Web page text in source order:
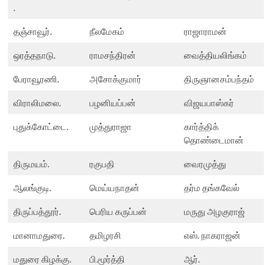
.
தஞ்சாவூர். நீலமேகம் ராஜாராமன்
ஒரத்தநாடு. ராமசந்திரன் வைத்தியலிங்கம்
பேராவூரணி. அசோக்குமார் திருஞானசம்பந்தம்
விராலிமலை. பழனியப்பன் விஜயபாஸ்கர்
புதுக்கோட்டை. முத்துராஜா
கார்த்திக்
தொண்டைமான்
திருமயம். ரகுபதி வைரமுத்து
ஆலங்குடி. மெய்யநாதன் தர்ம தங்கவேல்
திருப்பத்தூர். பெரிய கருப்பன் மருது அழகுராஜ்
மானாமதுரை. தமிழரசி எஸ். நாகராஜன்
மதுரை கிழக்கு. பி.மூர்த்தி
ஆர்.